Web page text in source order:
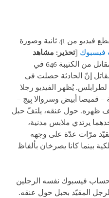
راجعت هيومن رايتس ووتش مقطع فيديو من 41 ثانية وصورة
[تحذير: مشاهد
]، ويعودان على ما يبدو لمقاتل من الكتيبة 646 في
إنّ الحادثة حصلت في
يُظهر الفيديو رجلا
– قميصا أبيض وسروالا بِيج –
ظهره. حول عنقه، يلتفّ حبل
يرتدي ملابس مدنية،
مرّات عدّة على وجهه
بينما كانا يصرخان بألفاظ
فيسبوك نفسه الرجلين
المقيّد بحبل حول عنقه.